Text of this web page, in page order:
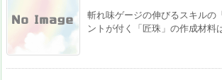
斬れ味ゲージの伸びるスキルの
ントが付く「匠珠」の作成材料